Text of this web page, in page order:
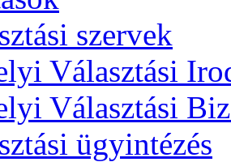
szervek
Választási
Választási
ügyintézés